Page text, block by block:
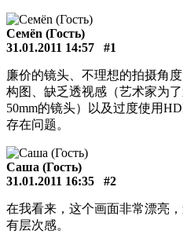
Сeмёn (Гость)
31.01.2011 14:57
#1
廉价的镜头、不理想的拍摄角
构图、缺乏透视感（艺术家为
50mm的镜头）以及过度使用
存在问题。
Саша (Гость)
31.01.2011 16:35
#2
在我看来，这个画面非常漂亮
有层次感。